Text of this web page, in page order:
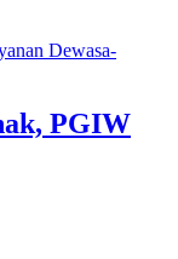
Dewasa-
PGIW